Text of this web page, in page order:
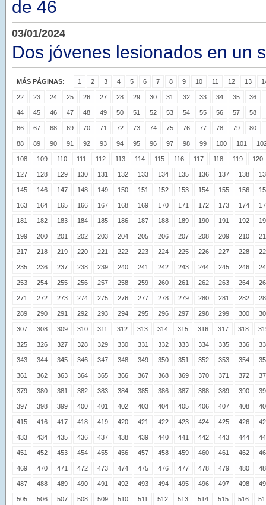
de 46
03/01/2024
Dos jóvenes lesionados en un
MÁS PÁGINAS: 1 2 3 4 5 6 7 8 9 10 11 12 13
22 23 24 25 26 27 28 29 30 31 32 33 34 35 36
44 45 46 47 48 49 50 51 52 53 54 55 56 57 58
66 67 68 69 70 71 72 73 74 75 76 77 78 79 80
88 89 90 91 92 93 94 95 96 97 98 99 100 101
108 109 110 111 112 113 114 115 116 117 118 119 120
127 128 129 130 131 132 133 134 135 136 137 138
145 146 147 148 149 150 151 152 153 154 155 156
163 164 165 166 167 168 169 170 171 172 173 174
181 182 183 184 185 186 187 188 189 190 191 192
199 200 201 202 203 204 205 206 207 208 209 210
217 218 219 220 221 222 223 224 225 226 227 228
235 236 237 238 239 240 241 242 243 244 245 246
253 254 255 256 257 258 259 260 261 262 263 264
271 272 273 274 275 276 277 278 279 280 281 282
289 290 291 292 293 294 295 296 297 298 299 300
307 308 309 310 311 312 313 314 315 316 317 318
325 326 327 328 329 330 331 332 333 334 335 336
343 344 345 346 347 348 349 350 351 352 353 354
361 362 363 364 365 366 367 368 369 370 371 372
379 380 381 382 383 384 385 386 387 388 389 390
397 398 399 400 401 402 403 404 405 406 407 408
415 416 417 418 419 420 421 422 423 424 425 426
433 434 435 436 437 438 439 440 441 442 443 444
451 452 453 454 455 456 457 458 459 460 461 462
469 470 471 472 473 474 475 476 477 478 479 480
487 488 489 490 491 492 493 494 495 496 497 498
505 506 507 508 509 510 511 512 513 514 515 516